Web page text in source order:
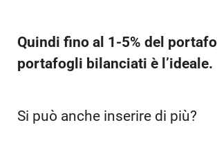
Quindi fino al 1-5% del
portafogli bilanciati è l’ideale.
Si può anche inserire di più?